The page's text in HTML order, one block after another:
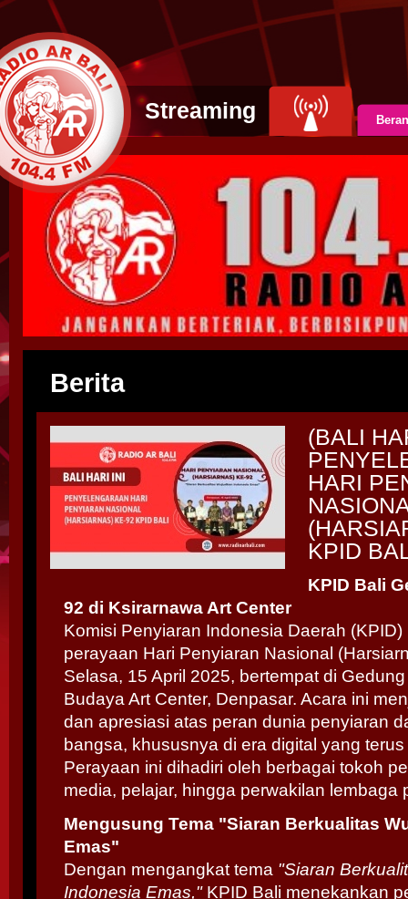
Streaming
Berita
(BALI
HARI
KPID
KPID Bali
92 di Ksirarnawa Art Center
Komisi Penyiaran Indonesia Daerah
perayaan Hari Penyiaran Nasional
Selasa, 15 April 2025, bertempat di
Budaya Art Center, Denpasar. Acara ini
dan apresiasi atas peran dunia penyiaran
bangsa, khususnya di era digital yang
Perayaan ini dihadiri oleh berbagai tokoh
media, pelajar, hingga perwakilan lembaga
Mengusung Tema "Siaran Berkualitas
Emas"
Dengan mengangkat tema "Siaran
Indonesia Emas,"KPID Bali menekankan